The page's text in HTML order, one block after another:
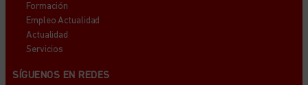
Formación
Empleo Actualidad
Actualidad
Servicios
SÍGUENOS EN REDES